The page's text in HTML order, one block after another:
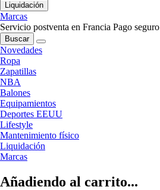
Liquidación
Marcas
Servicio postventa en Francia Pago seguro
Buscar
Novedades
Ropa
Zapatillas
NBA
Balones
Equipamientos
Deportes EEUU
Lifestyle
Mantenimiento físico
Liquidación
Marcas
Añadiendo al carrito...